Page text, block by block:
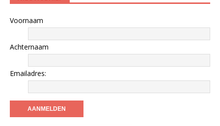
Voornaam
Achternaam
Emailadres: